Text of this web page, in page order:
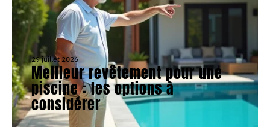
29 juillet 2026
Meilleur revêtement pour une
piscine : les options à
considérer